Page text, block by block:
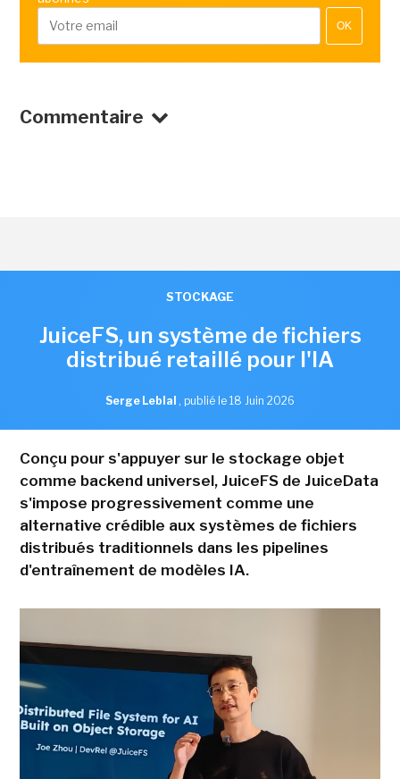
OK
Commentaire
STOCKAGE
JuiceFS, un système de fichiers
distribué retaillé pour l'IA
Serge Leblal , publié le 18 Juin 2026
Conçu pour s'appuyer sur le stockage objet
comme backend universel, JuiceFS de JuiceData
s'impose progressivement comme une
alternative crédible aux systèmes de fichiers
distribués traditionnels dans les pipelines
d'entraînement de modèles IA.